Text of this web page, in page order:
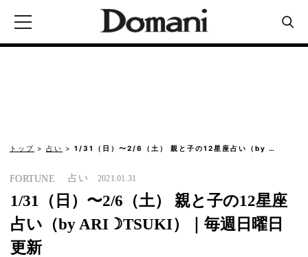
トップ 占い 1/31（日）〜2/6（土） 親と子の12星座占い（by …
FORTUNE 占い 2021.01.31
1/31（日）〜2/6（土） 親と子の12星座
占い（by ARI☽TSUKI）｜毎週日曜日
更新